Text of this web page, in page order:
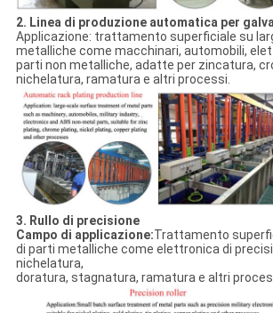
2. Linea di produzione automatica per
Applicazione: trattamento superficiale su
metalliche come macchinari, automobili,
parti non metalliche, adatte per zincatura,
nichelatura, ramatura e altri processi.
3. Rullo di precisione
Campo di applicazione:Trattamento
di parti metalliche come elettronica di
nichelatura,
doratura, stagnatura, ramatura e altri